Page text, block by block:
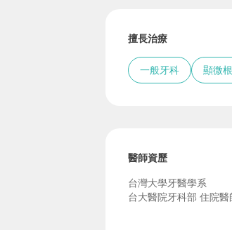
擅長治療
一般牙科 顯微
醫師資歷
台灣大學牙醫學系
台大醫院牙科部 住院醫